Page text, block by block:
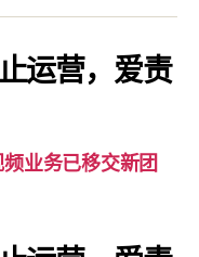
知：
爱
责
运营，爱责
业务已移交新团